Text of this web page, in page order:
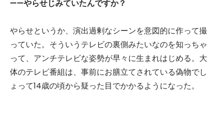
——やらせじみていたんですか？
やらせというか、演出過剰なシーンを意図的に作って撮
っていた。そういうテレビの裏側みたいなのを知っちゃ
って、アンチテレビな姿勢が早々に生まれはじめる。大
体のテレビ番組は、事前にお膳立てされている偽物でし
ょって14歳の頃から疑った目でかかるようになった。